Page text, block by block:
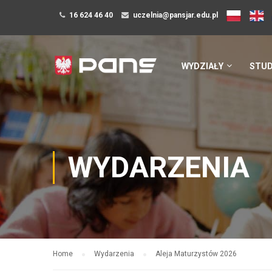
16 624 46 40 uczelnia@pansjar.edu.pl
WYDZIAŁY
WYDARZENIA
Home Wydarzenia Aleja Maturzystów 2026